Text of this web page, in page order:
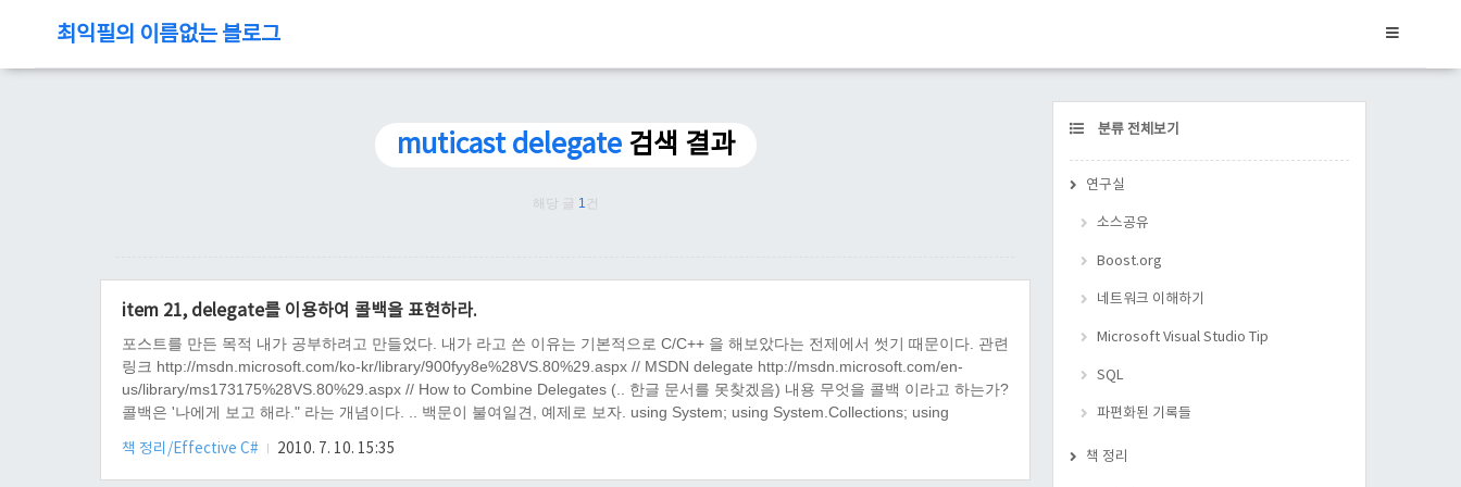
최익필의 이름없는 블로그
muticast delegate 검색 결과
해당 글 1 건
item 21, delegate를 이용하여 콜백을 표현하라.
포스트를 만든 목적 내가 공부하려고 만들었다. 내가 라고 쓴 이유는 기본적으로 C/C++ 을 해보았다는 전제에서 썻기 때문이다. 관련
링크 http://msdn.microsoft.com/ko-kr/library/900fyy8e%28VS.80%29.aspx // MSDN delegate http://msdn.microsoft.com/en-
us/library/ms173175%28VS.80%29.aspx // How to Combine Delegates (.. 한글 문서를 못찾겠음) 내용 무엇을 콜백 이라고 하는가?
콜백은 '나에게 보고 해라." 라는 개념이다. .. 백문이 불여일견, 예제로 보자. using System; using System.Collections; using
책 정리/Effective C#
2010. 7. 10. 15:35
CATEGORY
분류 전체보기
연구실
소스공유
Boost.org
네트워크 이해하기
Microsoft Visual Studio Tip
SQL
파편화된 기록들
책 정리